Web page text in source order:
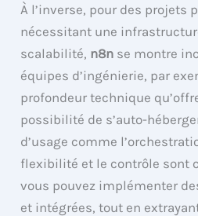
À l’inverse, pour des projets
nécessitant une
scalabilité, n8n se montre
équipes d’ingénierie, par
profondeur technique
possibilité de s’auto-
d’usage comme
flexibilité et le contrôle sont
vous pouvez implémenter
et intégrées, tout en